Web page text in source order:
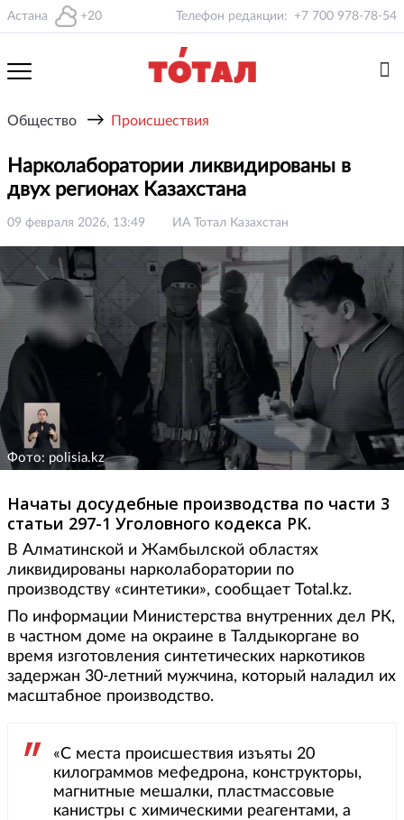
Астана +20 Телефон редакции: +7 700 978-78-54
Общество → Происшествия
Нарколаборатории ликвидированы в
двух регионах Казахстана
09 февраля 2026, 13:49 ИА Тотал Казахстан
Фото: polisia.kz
Начаты досудебные производства по части 3
статьи 297-1 Уголовного кодекса РК.
В Алматинской и Жамбылской областях
ликвидированы нарколаборатории по
производству «синтетики», сообщает Total.kz.
По информации Министерства внутренних дел РК,
в частном доме на окраине в Талдыкоргане во
время изготовления синтетических наркотиков
задержан 30-летний мужчина, который наладил их
масштабное производство.
«С места происшествия изъяты 20
килограммов мефедрона, конструкторы,
магнитные мешалки, пластмассовые
канистры с химическими реагентами, а